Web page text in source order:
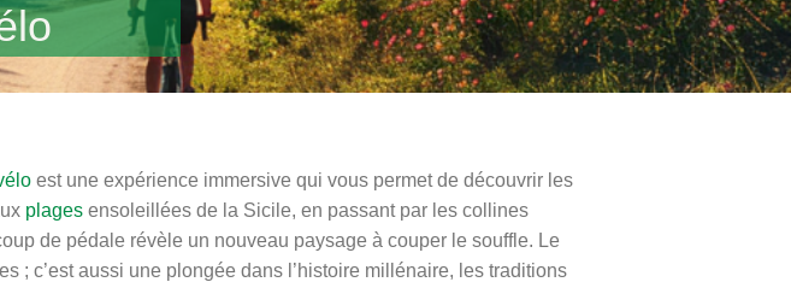
est une expérience immersive qui vous permet de découvrir les
plages ensoleillées de la Sicile, en passant par les collines
de pédale révèle un nouveau paysage à couper le souffle. Le
; c’est aussi une plongée dans l’histoire millénaire, les traditions